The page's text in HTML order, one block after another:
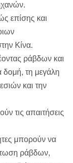
επίσης και
Κίνα.
ράβδων και
δομή, τη μεγάλη
και την
τις απαιτήσεις
μπορούν να
ράβδων,